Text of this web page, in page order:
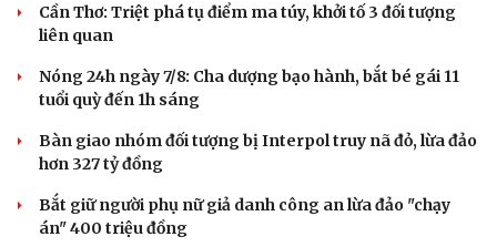
Cần Thơ: Triệt phá tụ điểm ma túy, khởi tố 3 đối tượng
liên quan
Nóng 24h ngày 7/8: Cha dượng bạo hành, bắt bé gái 11
tuổi quỳ đến 1h sáng
Bàn giao nhóm đối tượng bị Interpol truy nã đỏ, lừa đảo
hơn 327 tỷ đồng
Bắt giữ người phụ nữ giả danh công an lừa đảo "chạy
án" 400 triệu đồng